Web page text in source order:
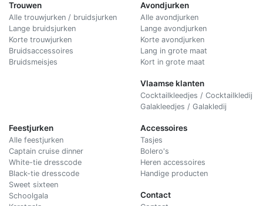
Trouwen
Alle trouwjurken / bruidsjurken
Lange bruidsjurken
Korte trouwjurken
Bruidsaccessoires
Bruidsmeisjes
Avondjurken
Alle avondjurken
Lange avondjurken
Korte avondjurken
Lang in grote maat
Kort in grote maat
Vlaamse klanten
Cocktailkleedjes / Cocktailkledij
Galakleedjes / Galakledij
Feestjurken
Alle feestjurken
Captain cruise dinner
White-tie dresscode
Black-tie dresscode
Sweet sixteen
Schoolgala
Accessoires
Tasjes
Bolero's
Heren accessoires
Handige producten
Contact